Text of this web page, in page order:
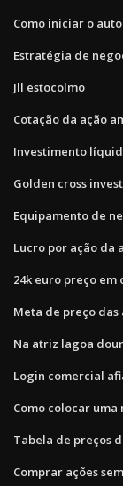
Como iniciar o
Estratégia de
Jll estocolmo
Cotação da ação
Investimento
Golden cross
Equipamento de
Lucro por ação da
24k euro preço em
Meta de preço das
Na atriz lagoa
Login comercial
Como colocar
Tabela de preços
Comprar ações